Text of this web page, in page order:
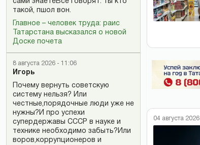
такой, пшол вон.
Главное – человек труда: раис
Татарстана высказался о новой
Доске почета
8 августа 2026 - 11:06
Игорь
Почему вернуть советскую
систему нельзя? Или
честные,порядочные люди уже не
нужны?И про успехи
супердержавы СССР в науке и
технике необходимо забыть?Или
воров,коррупционеров и
04 августа 2026